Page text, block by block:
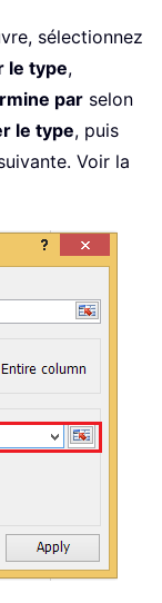
sélectionnez
le type,
par selon
le type, puis
Voir la